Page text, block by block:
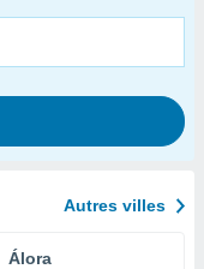
Autres villes
Álora